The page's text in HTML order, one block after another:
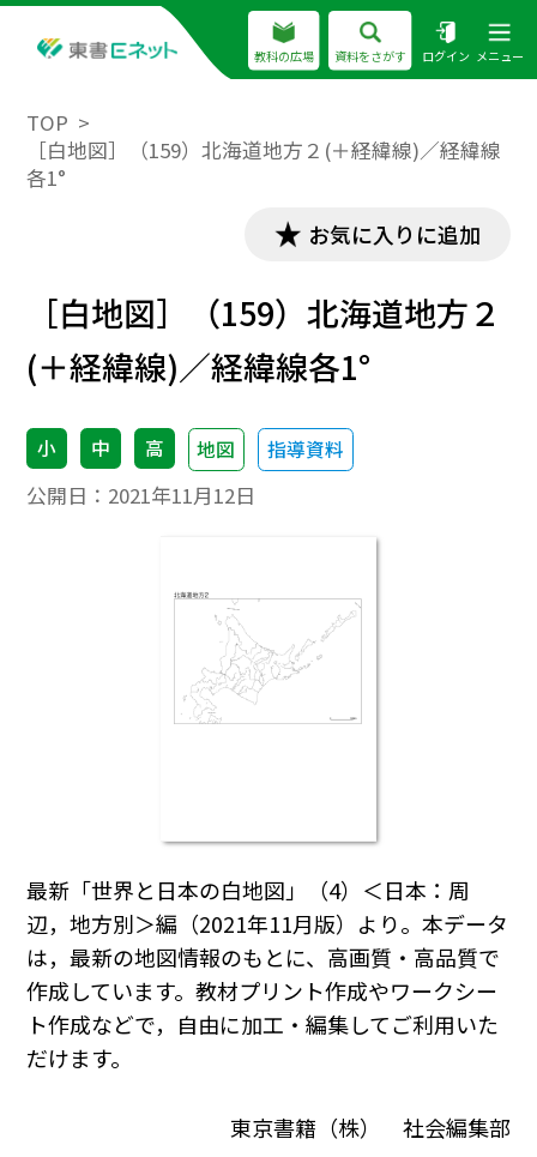
教科の広場 資料をさがす ログイン メニュー
TOP
［白地図］（159）北海道地方２(＋経緯線)／経緯線
各1°
お気に入りに追加
［白地図］（159）北海道地方２
(＋経緯線)／経緯線各1°
小 中 高 地図 指導資料
公開日： 2021年11月12日
最新「世界と日本の白地図」（4）＜日本：周
辺，地方別＞編（2021年11月版）より。本データ
は，最新の地図情報のもとに、高画質・高品質で
作成しています。教材プリント作成やワークシー
ト作成などで，自由に加工・編集してご利用いた
だけます。
東京書籍（株） 社会編集部